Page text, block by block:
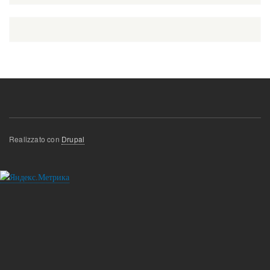
Realizzato con Drupal